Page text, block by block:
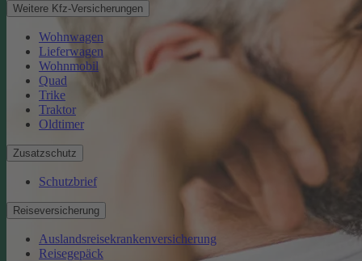
Weitere Kfz-Versicherungen
Wohnwagen
Lieferwagen
Wohnmobil
Quad
Trike
Traktor
Oldtimer
Zusatzschutz
Schutzbrief
Reiseversicherung
Auslandsreisekrankenversicherung
Reisegepäck